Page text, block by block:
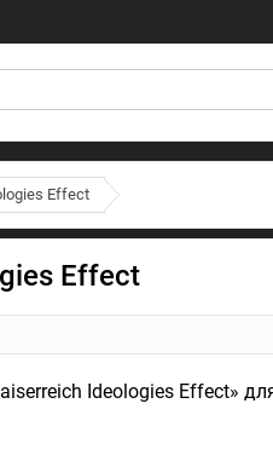
Effect
Effect
Ideologies Effect»